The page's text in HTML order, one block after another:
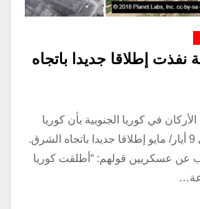
نفذت إطلاقا جديدا باتجاه
في كوريا الجنوبية بأن كوريا
الشمالية نفذت في 9 أيار/ مايو إطلاقا جديدا باتجاه الشرق.
عن عسكريين قولهم: “أطلقت كوريا